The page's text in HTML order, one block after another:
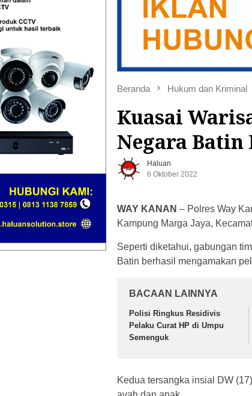
Beranda Hukum dan Kriminal
Kuasai
Negara
Haluan
6 Oktober 2022
WAY KANAN – Polres Way
Kampung Marga Jaya,
Seperti diketahui, gabungan
Batin berhasil mengamakan
BACAAN LAINNYA
Polisi Ringkus Residivis
Pelaku Curat HP di Umpu
Semenguk
Kedua tersangka insial DW